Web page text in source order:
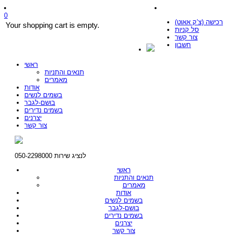
רכישה (צ’ק אאוט)
סל קניות
צור קשר
חשבון
0
Your shopping cart is empty.
ראשי
תנאים והתניות
מאמרים
אודות
בשמים לנשים
בושם-לגבר
בשמים נדירים
יצרנים
צור קשר
לנציג שירות 050-2298000
ראשי
תנאים והתניות
מאמרים
אודות
בשמים לנשים
בושם-לגבר
בשמים נדירים
יצרנים
צור קשר